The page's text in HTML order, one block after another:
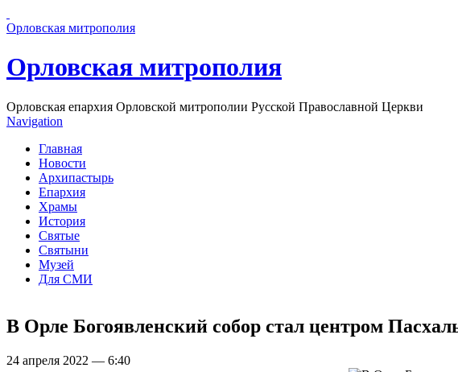
Орловская митрополия
Орловская митрополия
Орловская епархия Орловской митрополии Русской Православной Церкви
Navigation
Главная
Новости
Архипастырь
Епархия
Храмы
История
Святые
Святыни
Музей
Для СМИ
В Орле Богоявленский собор стал центром
24 апреля 2022 — 6:40